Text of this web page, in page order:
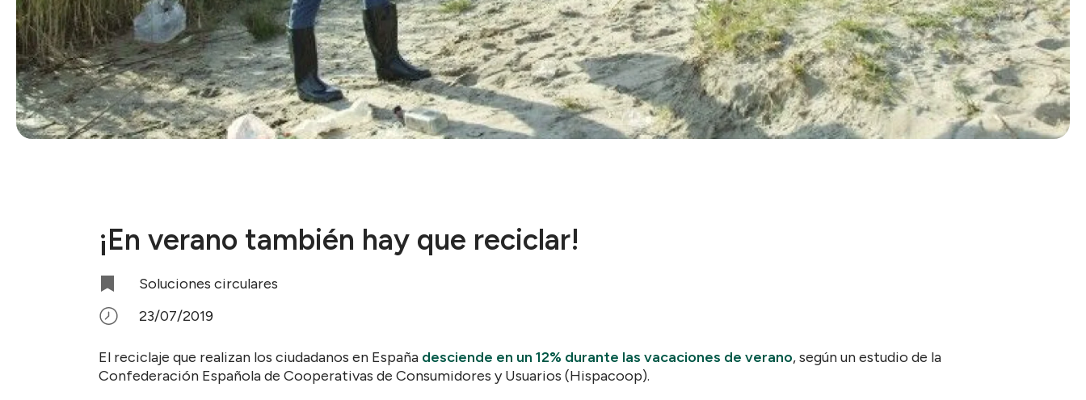
¡En verano también hay que reciclar!
Soluciones circulares
23/07/2019
El reciclaje que realizan los ciudadanos en España desciende en un 12% durante las vacaciones de verano, según un estudio de la
Confederación Española de Cooperativas de Consumidores y Usuarios (Hispacoop).